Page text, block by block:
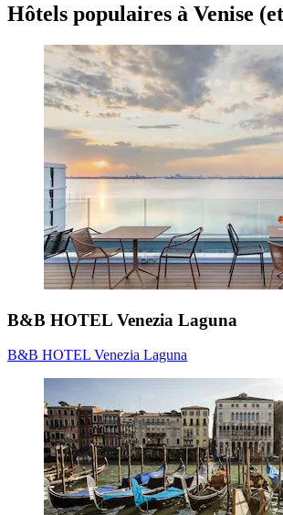
Hôtels populaires à Venise
B&B HOTEL Venezia Laguna
B&B HOTEL Venezia Laguna